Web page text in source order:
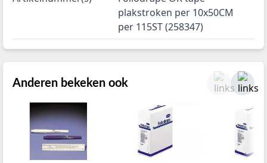
plakstroken per 10x50CM
per 115ST (258347)
Anderen bekeken ook